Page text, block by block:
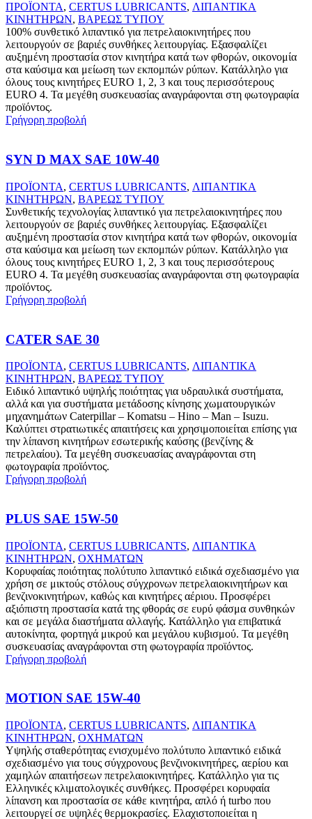
ΠΡΟΪΟΝΤΑ, CERTUS LUBRICANTS, ΛΙΠΑΝΤΙΚΑ
ΚΙΝΗΤΗΡΩΝ, ΒΑΡΕΩΣ ΤΥΠΟΥ
100% συνθετικό λιπαντικό για πετρελαιοκινητήρες που
λειτουργούν σε βαριές συνθήκες λειτουργίας. Εξασφαλίζει
αυξημένη προστασία στον κινητήρα κατά των φθορών, οικονομία
στα καύσιμα και μείωση των εκπομπών ρύπων. Κατάλληλο για
όλους τους κινητήρες EURO 1, 2, 3 και τους περισσότερους
EURO 4. Τα μεγέθη συσκευασίας αναγράφονται στη φωτογραφία
προϊόντος.
Γρήγορη προβολή
SYN D MAX SAE 10W-40
ΠΡΟΪΟΝΤΑ, CERTUS LUBRICANTS, ΛΙΠΑΝΤΙΚΑ
ΚΙΝΗΤΗΡΩΝ, ΒΑΡΕΩΣ ΤΥΠΟΥ
Συνθετικής τεχνολογίας λιπαντικό για πετρελαιοκινητήρες που
λειτουργούν σε βαριές συνθήκες λειτουργίας. Εξασφαλίζει
αυξημένη προστασία στον κινητήρα κατά των φθορών, οικονομία
στα καύσιμα και μείωση των εκπομπών ρύπων. Κατάλληλο για
όλους τους κινητήρες EURO 1, 2, 3 και τους περισσότερους
EURO 4. Τα μεγέθη συσκευασίας αναγράφονται στη φωτογραφία
προϊόντος.
Γρήγορη προβολή
CATER SAE 30
ΠΡΟΪΟΝΤΑ, CERTUS LUBRICANTS, ΛΙΠΑΝΤΙΚΑ
ΚΙΝΗΤΗΡΩΝ, ΒΑΡΕΩΣ ΤΥΠΟΥ
Ειδικό λιπαντικό υψηλής ποιότητας για υδραυλικά συστήματα,
αλλά και για συστήματα μετάδοσης κίνησης χωματουργικών
μηχανημάτων Caterpillar – Komatsu – Hino – Man – Isuzu.
Καλύπτει στρατιωτικές απαιτήσεις και χρησιμοποιείται επίσης για
την λίπανση κινητήρων εσωτερικής καύσης (βενζίνης &
πετρελαίου). Τα μεγέθη συσκευασίας αναγράφονται στη
φωτογραφία προϊόντος.
Γρήγορη προβολή
PLUS SAE 15W-50
ΠΡΟΪΟΝΤΑ, CERTUS LUBRICANTS, ΛΙΠΑΝΤΙΚΑ
ΚΙΝΗΤΗΡΩΝ, ΟΧΗΜΑΤΩΝ
Κορυφαίας ποιότητας πολύτυπο λιπαντικό ειδικά σχεδιασμένο για
χρήση σε μικτούς στόλους σύγχρονων πετρελαιοκινητήρων και
βενζινοκινητήρων, καθώς και κινητήρες αέριου. Προσφέρει
αξιόπιστη προστασία κατά της φθοράς σε ευρύ φάσμα συνθηκών
και σε μεγάλα διαστήματα αλλαγής. Κατάλληλο για επιβατικά
αυτοκίνητα, φορτηγά μικρού και μεγάλου κυβισμού. Τα μεγέθη
συσκευασίας αναγράφονται στη φωτογραφία προϊόντος.
Γρήγορη προβολή
MOTION SAE 15W-40
ΠΡΟΪΟΝΤΑ, CERTUS LUBRICANTS, ΛΙΠΑΝΤΙΚΑ
ΚΙΝΗΤΗΡΩΝ, ΟΧΗΜΑΤΩΝ
Υψηλής σταθερότητας ενισχυμένο πολύτυπο λιπαντικό ειδικά
σχεδιασμένο για τους σύγχρονους βενζινοκινητήρες, αερίου και
χαμηλών απαιτήσεων πετρελαιοκινητήρες. Κατάλληλο για τις
Ελληνικές κλιματολογικές συνθήκες. Προσφέρει κορυφαία
λίπανση και προστασία σε κάθε κινητήρα, απλό ή turbo που
λειτουργεί σε υψηλές θερμοκρασίες. Ελαχιστοποιείται η